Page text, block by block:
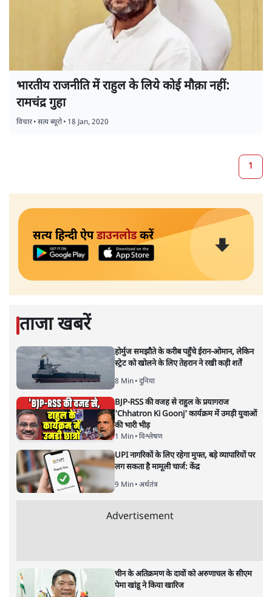
भारतीय राजनीति में राहुल के लिये कोई मौक़ा नहीं:
रामचंद्र गुहा
विचार•सत्य ब्यूरो• 18 Jan, 2020
1
सत्य हिन्दी ऐपडाउनलोडकरें
ताजा खबरें
होर्मुज समझौते के करीब पहुँचे ईरान-ओमान, लेकिन
स्ट्रेट को खोलने के लिए तेहरान ने रखी कड़ी शर्तें
8 Min• दुनिया
BJP-RSS की वजह से राहुल के प्रयागराज
'Chhatron Ki Goonj' कार्यक्रम में उमड़ी युवाओं
की भारी भीड़
1 Min• विश्लेषण
UPI नागरिकों के लिए रहेगा मुफ्त, बड़े व्यापारियों पर
लग सकता है मामूली चार्ज: केंद्र
9 Min• अर्थतंत्र
Advertisement
चीन के अतिक्रमण के दावों को अरुणाचल के सीएम
पेमा खांडू ने किया खारिज